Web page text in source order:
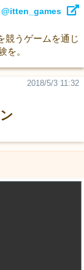
@itten_games
競うゲームを通じ
を。
2018/5/3 11:32